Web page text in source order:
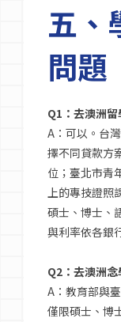
五、
問題
Q1：去澳洲
A：可以。台
擇不同貸款方
位；臺北市青
上的專技證照
碩士、博士、
與利率依各銀
Q2：去澳洲
A：教育部與
僅限碩士、博